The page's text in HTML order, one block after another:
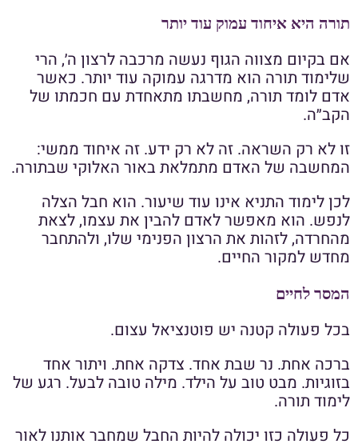
תורה היא איחוד עמוק עוד יותר
אם בקיום מצווה הגוף נעשה מרכבה לרצון ה׳, הרי
שלימוד תורה הוא מדרגה עמוקה עוד יותר. כאשר
אדם לומד תורה, מחשבתו מתאחדת עם חכמתו של
הקב״ה.
זו לא רק השראה. זה לא רק ידע. זה איחוד ממשי:
המחשבה של האדם מתמלאת באור האלוקי שבתורה.
לכן לימוד התניא אינו עוד שיעור. הוא חבל הצלה
לנפש. הוא מאפשר לאדם להבין את עצמו, לצאת
מהחרדה, לזהות את הרצון הפנימי שלו, ולהתחבר
מחדש למקור החיים.
המסר לחיים
בכל פעולה קטנה יש פוטנציאל עצום.
ברכה אחת. נר שבת אחד. צדקה אחת. ויתור אחד
בזוגיות. מבט טוב על הילד. מילה טובה לבעל. רגע של
לימוד תורה.
כל פעולה כזו יכולה להיות החבל שמחבר אותנו לאור